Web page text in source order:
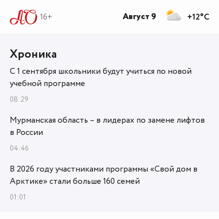
16+ +12°C
Август 9
Хроника
С 1 сентября школьники будут учиться по новой
учебной программе
08:29
Мурманская область – в лидерах по замене лифтов
в России
04:46
В 2026 году участниками программы «Свой дом в
Арктике» стали больше 160 семей
01:01